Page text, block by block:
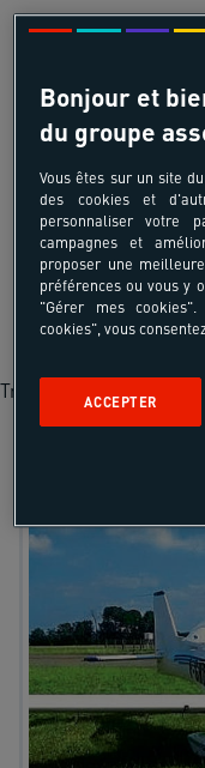
Les
Du matériel
Une
Un
La sécurité
séjour.
Trustpilot
Bonjour et
du groupe
Vous êtes sur un site
des cookies et
personnaliser votre
campagnes et
proposer une
préférences ou vous y
"Gérer mes
cookies", vous
ACCEPTER